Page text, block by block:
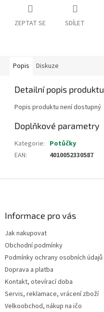
ZEPTAT SE SDÍLET
Popis Diskuze
Detailní popis produktu
Popis produktu není dostupný
Doplňkové parametry
Kategorie: Potůčky
EAN: 4010052330587
Informace pro vás
Jak nakupovat
Obchodní podmínky
Podmínky ochrany osobních údajů
Doprava a platba
Kontakt, otevírací doba
Servis, reklamace, vrácení zboží
Velkoobchod, nákup na ičo